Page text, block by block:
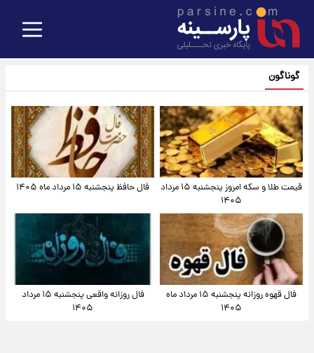
گوناگون
قیمت طلا و سکه امروز پنجشنبه ۱۵ مرداد
۱۴۰۵
فال حافظ پنجشنبه ۱۵ مرداد ماه ۱۴۰۵
فال قهوه روزانه پنجشنبه ۱۵ مرداد ماه
۱۴۰۵
فال روزانه واقعی پنجشنبه ۱۵ مرداد
۱۴۰۵